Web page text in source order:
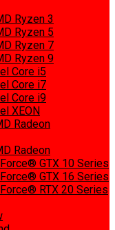
Ryzen 3
Ryzen 5
Ryzen 7
Ryzen 9
Core i5
Core i7
Core i9
XEON
Radeon
Radeon
GTX 10 Series
GTX 16 Series
RTX 20 Series